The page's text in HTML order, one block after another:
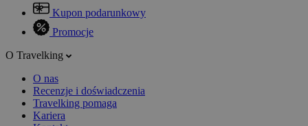
Kupon podarunkowy
Promocje
O Travelking
O nas
Recenzje i doświadczenia
Travelking pomaga
Kariera